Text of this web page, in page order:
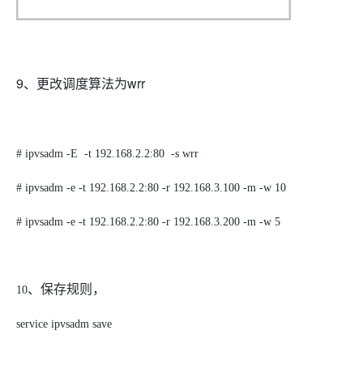
9、更改调度算法为wrr
# ipvsadm -E -t 192.168.2.2:80 -s wrr
# ipvsadm -e -t 192.168.2.2:80 -r 192.168.3.100 -m -w 10
# ipvsadm -e -t 192.168.2.2:80 -r 192.168.3.200 -m -w 5
10、保存规则，
service ipvsadm save